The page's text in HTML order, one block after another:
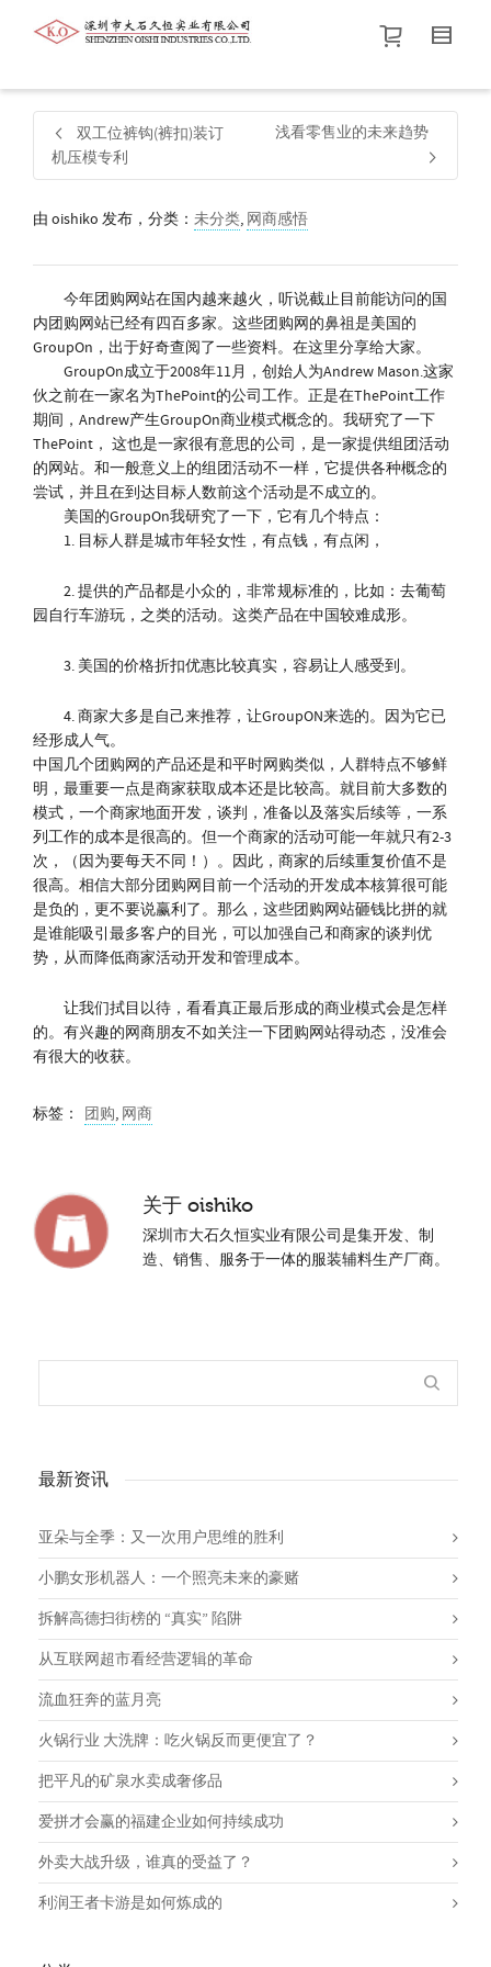
帮我查找新的衬衫尺码
价格介于
默认品牌.
双工位裤钩(裤扣)装订
机压模专利
浅看零售业的未来趋势
由 oishiko 发布，分类： 未分类, 网商感悟
今年团购网站在国内越来越火，听说截止目前能访问的国
内团购网站已经有四百多家。这些团购网的鼻祖是美国的
GroupOn，出于好奇查阅了一些资料。在这里分享给大家。
GroupOn成立于2008年11月，创始人为Andrew Mason.这家
伙之前在一家名为ThePoint的公司工作。正是在ThePoint工作
期间，Andrew产生GroupOn商业模式概念的。我研究了一下
ThePoint， 这也是一家很有意思的公司，是一家提供组团活动
的网站。和一般意义上的组团活动不一样，它提供各种概念的
尝试，并且在到达目标人数前这个活动是不成立的。
美国的GroupOn我研究了一下，它有几个特点：
1. 目标人群是城市年轻女性，有点钱，有点闲，
2. 提供的产品都是小众的，非常规标准的，比如：去葡萄
园自行车游玩，之类的活动。这类产品在中国较难成形。
3. 美国的价格折扣优惠比较真实，容易让人感受到。
4. 商家大多是自己来推荐，让GroupON来选的。因为它已
经形成人气。
中国几个团购网的产品还是和平时网购类似，人群特点不够鲜
明，最重要一点是商家获取成本还是比较高。就目前大多数的
模式，一个商家地面开发，谈判，准备以及落实后续等，一系
列工作的成本是很高的。但一个商家的活动可能一年就只有2-3
次，（因为要每天不同！）。因此，商家的后续重复价值不是
很高。相信大部分团购网目前一个活动的开发成本核算很可能
是负的，更不要说赢利了。那么，这些团购网站砸钱比拼的就
是谁能吸引最多客户的目光，可以加强自己和商家的谈判优
势，从而降低商家活动开发和管理成本。
让我们拭目以待，看看真正最后形成的商业模式会是怎样
的。有兴趣的网商朋友不如关注一下团购网站得动态，没准会
有很大的收获。
标签： 团购, 网商
关于 oishiko
深圳市大石久恒实业有限公司是集开发、制
造、销售、服务于一体的服装辅料生产厂商。
最新资讯
亚朵与全季：又一次用户思维的胜利
小鹏女形机器人：一个照亮未来的豪赌
拆解高德扫街榜的 “真实” 陷阱
从互联网超市看经营逻辑的革命
流血狂奔的蓝月亮
火锅行业 大洗牌：吃火锅反而更便宜了？
把平凡的矿泉水卖成奢侈品
爱拼才会赢的福建企业如何持续成功
外卖大战升级，谁真的受益了？
利润王者卡游是如何炼成的